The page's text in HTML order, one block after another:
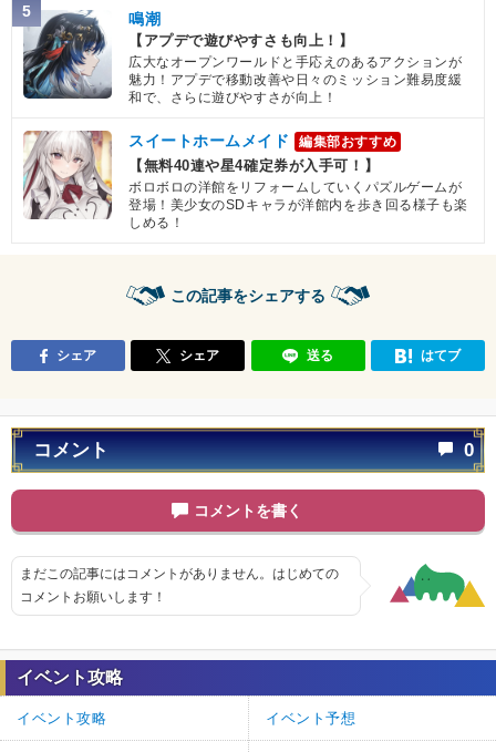
5 鳴潮
【アプデで遊びやすさも向上！】
広大なオープンワールドと手応えのあるアクションが
魅力！アプデで移動改善や日々のミッション難易度緩
和で、さらに遊びやすさが向上！
スイートホームメイド 編集部おすすめ
【無料40連や星4確定券が入手可！】
ボロボロの洋館をリフォームしていくパズルゲームが
登場！美少女のSDキャラが洋館内を歩き回る様子も楽
しめる！
この記事をシェアする
シェア シェア 送る はてブ
コメント 0
コメントを書く
まだこの記事にはコメントがありません。はじめての
コメントお願いします！
イベント攻略
イベント攻略 イベント予想